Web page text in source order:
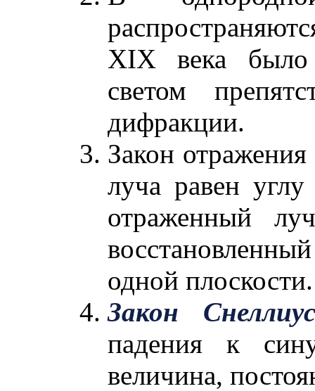
XIX века было
светом
дифракции.
Закон отражения
луча равен
отраженный
одной плоскости.
Закон
падения к
величина,